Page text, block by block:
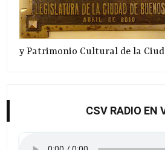
y Patrimonio Cultural de la
CSV RADIO EN